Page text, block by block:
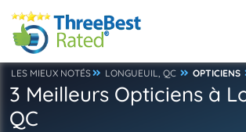
LES MIEUX NOTÉS LONGUEUIL, QC OPTICIENS
3 Meilleurs Opticiens à
QC